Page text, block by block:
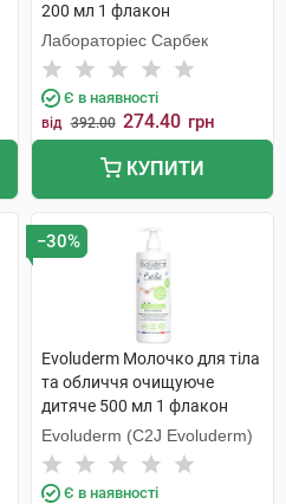
200 мл 1 флакон
Лабораторіес Сарбек
Є в наявності
від 392.00 274.40 грн
КУПИТИ
−30%
Evoluderm Молочко для тіла
та обличчя очищуюче
дитяче 500 мл 1 флакон
Evoluderm (C2J Evoluderm)
Є в наявності